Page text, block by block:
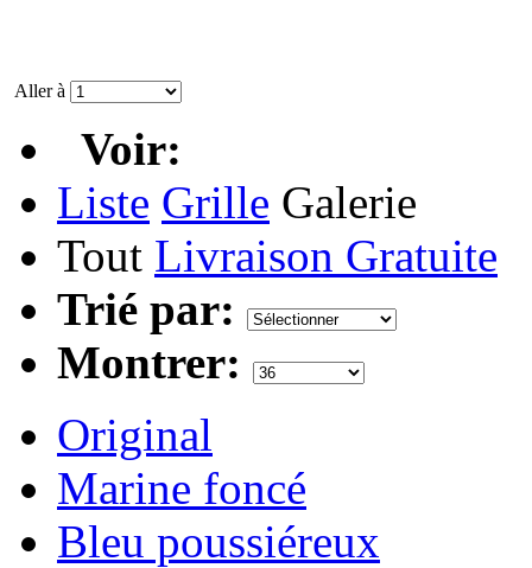
Aller à
Voir:
Liste Grille Galerie
Tout Livraison Gratuite
Trié par:
Montrer:
Original
Marine foncé
Bleu poussiéreux